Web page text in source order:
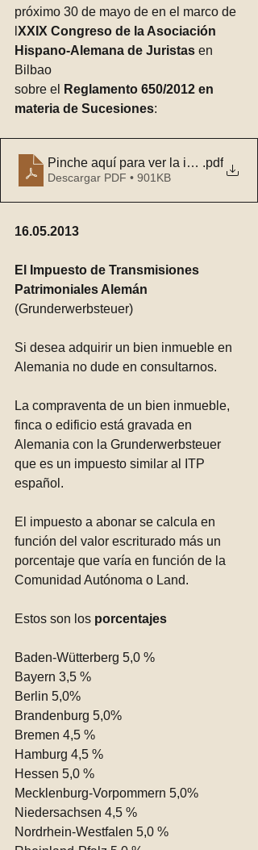
próximo 30 de mayo de en el marco de
XXIX Congreso de la Asociación
Hispano-Alemana de Juristas en
Bilbao
sobre el
Reglamento 650/2012 en
materia de Sucesiones:
Pinche aquí para ver la invitación y
.pdf
Descargar PDF • 901KB
16.05.2013
El Impuesto de Transmisiones
Patrimoniales Alemán
(Grunderwerbsteuer)
Si desea adquirir un bien inmueble en
Alemania no dude en consultarnos.
La compraventa de un bien inmueble,
finca o edificio está gravada en
Alemania con la Grunderwerbsteuer
que es un impuesto similar al ITP
español.
El impuesto a abonar se calcula en
función del valor escriturado más un
porcentaje que varía en función de la
Comunidad Autónoma o Land.
Estos son los porcentajes
Baden-Wütterberg 5,0 %
Bayern 3,5 %
Berlin 5,0%
Brandenburg 5,0%
Bremen 4,5 %
Hamburg 4,5 %
Hessen 5,0 %
Mecklenburg-Vorpommern 5,0%
Niedersachsen 4,5 %
Nordrhein-Westfalen 5,0 %